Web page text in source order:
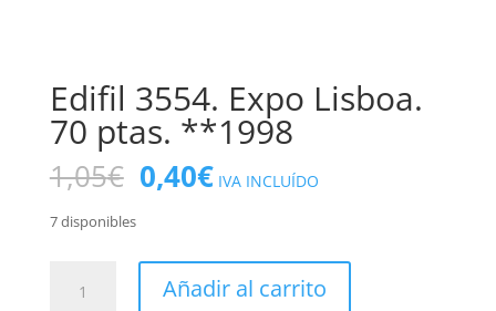
Edifil 3554. Expo Lisboa.
70 ptas. **1998
1,05€ El
precio
era:
1,05€.
0,40€El
precio
es:
0,40€.
IVA INCLUÍDO
7 disponibles
3554.
Añadir al carrito